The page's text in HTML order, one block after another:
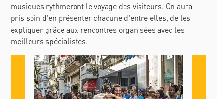
musiques rythmeront le voyage des visiteurs. On aura
pris soin d'en présenter chacune d'entre elles, de les
expliquer grâce aux rencontres organisées avec les
meilleurs spécialistes.